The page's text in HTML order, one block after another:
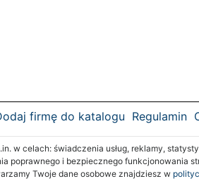
firmę do katalogu Regulamin
celach: świadczenia usług, reklamy,
i bezpiecznego funkcjonowania
Twoje dane osobowe znajdziesz w